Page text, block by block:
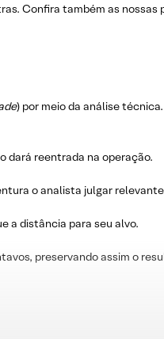
Confira também as
) por meio da análise
dará reentrada na operação.
o analista julgar
a distância para seu alvo.
preservando assim o